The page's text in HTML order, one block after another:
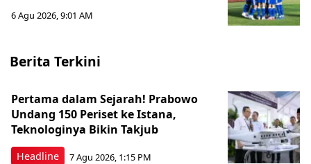
6 Agu 2026, 9:01 AM
Berita Terkini
Headline
Pertama dalam Sejarah! Prabowo
Undang 150 Periset ke Istana,
Teknologinya Bikin Takjub
7 Agu 2026, 1:15 PM